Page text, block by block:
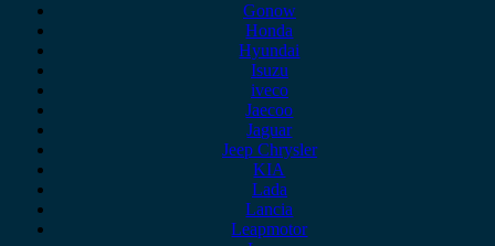
Gonow
Honda
Hyundai
Isuzu
iveco
Jaecoo
Jaguar
Jeep Chrysler
KIA
Lada
Lancia
Leapmotor